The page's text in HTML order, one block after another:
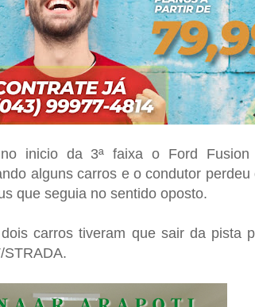
inicio da 3ª faixa o Ford
alguns carros e o condutor
que seguia no sentido oposto.
carros tiveram que sair da pista
STRADA.